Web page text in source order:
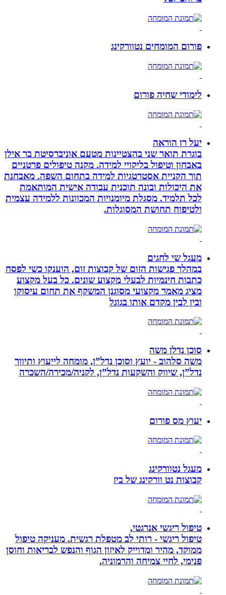
פורום המומחים נטוורקינג
לימודי שחיה פורום
יעל רן הוראה
בוגרת תואר שני בהצטיינות מטעם אוניברסיטת בר אילן
באבחון וטיפול בליקויי למידה. מקנה טיפולים פרטניים
תוך הקניית אסטרטגיות למידה בתחום השפה. מאבחנת
את היכולות ובונה תוכנית עבודה אישית המותאמת
לכל תלמיד. מסגלת מיומנויות המכוונות ללמידה עצמית
ולטיפוח תחושת המסוגלות.
מעגל שי לחגים
במהלך פגישות הזום של קבוצות זום, הוענקו כשי לפסח
כתבות חינמיות לבעלי מקצוע שונים. כל בעל מקצוע
מציג מאמר מקצועי מסוגנן המשקף את תחום עיסוקו
ובין לבין מקדם אותו בגוגל
סוכן נדלן משה
משה סלהוב - יועץ וסוכן נדל”ן, מומחה לייעוץ ותיווך
נדל”ן, שיווק והשקעות נדל”ן, לקניה/מכירה/השכרה
יעוץ מס פורום
מעגל נטוורקינג
קבוצות נט וורקינג של ביז
טיפול ריגשי אנרגטי,
טיפול ריגשי - רותי לב מטפלת רגשית. מעניקה טיפול
ממוקד, מהיר ומדוייק לאיזון הגוף והנפש לבריאות וחוסן
פנימי, לחיי צמיחה והרמוניה.